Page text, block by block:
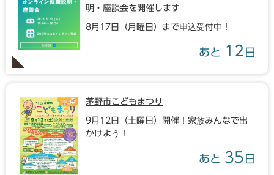
明・座談会を開催します
8月17日（月曜日）まで申込受付中！
あと 12 日
茅野市こどもまつり
9月12日（土曜日）開催！家族みんなで出
かけよう！
あと 35 日